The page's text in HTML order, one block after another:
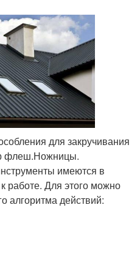
для закручивания
флеш.Ножницы.
имеются в
работе. Для этого можно
алгоритма действий: